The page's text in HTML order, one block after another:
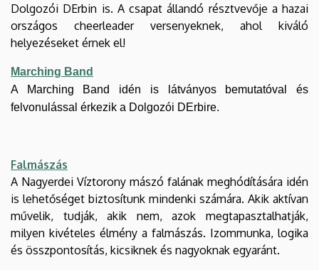
Dolgozói DErbin is. A csapat állandó résztvevője a hazai
országos cheerleader versenyeknek, ahol kiváló
helyezéseket érnek el!
Marching Band
A Marching Band idén is látványos bemutatóval és
felvonulással érkezik a Dolgozói DErbire.
Falmászás
A Nagyerdei Víztorony mászó falának meghódítására idén
is lehetőséget biztosítunk mindenki számára. Akik aktívan
művelik, tudják, akik nem, azok megtapasztalhatják,
milyen kivételes élmény a falmászás. Izommunka, logika
és összpontosítás, kicsiknek és nagyoknak egyaránt.